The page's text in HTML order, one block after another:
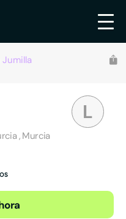
L
, Murcia